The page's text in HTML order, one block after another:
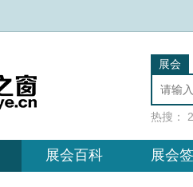
展会
热搜：
展会百科 展会